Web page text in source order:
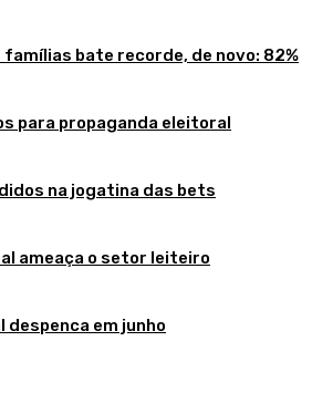
bate recorde, de novo: 82%
para propaganda eleitoral
na jogatina das bets
ameaça o setor leiteiro
em junho